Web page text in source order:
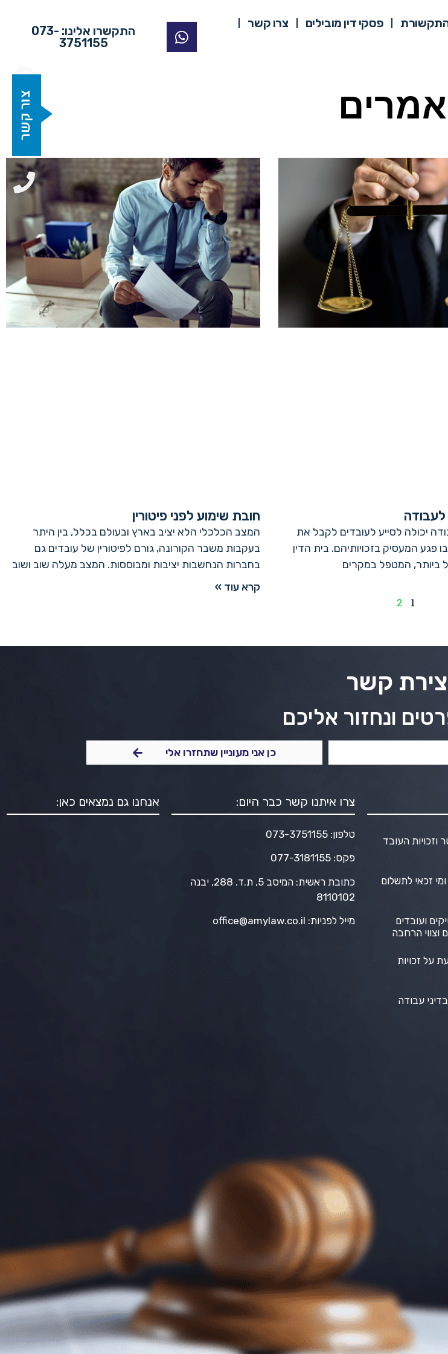
פסקי דין מובילים
צרו קשר
התקשרו אלינו: 073-
3751155
לעבודה
יכולה לסייע לעובדים לקבל את
פגע המעסיק בזכויותיהם. בית הדין
ביותר, המטפל במקרים
חובת שימוע לפני פיטורין
המצב הכלכלי הלא יציב בארץ ובעולם בכלל, בין היתר
בעקבות משבר הקורונה, גורם לפיטורין של עובדים גם
בחברות הנחשבות יציבות ומבוססות. המצב מעלה שוב ושוב
קרא עוד »
1
2
קשר
ונחזור אליכם
כן אני מעוניין שתחזרו אלי
וזכויות העובד
זכאי לתשלום
ועובדים
וצווי הרחבה
על זכויות
עבודה
צרו איתנו קשר כבר היום:
טלפון: 073-3751155
פקס: 077-3181155
כתובת ראשית: המיסב 5, ת.ד. 288, יבנה
8110102
מייל לפניות: office@amylaw.co.il
אנחנו גם נמצאים כאן: